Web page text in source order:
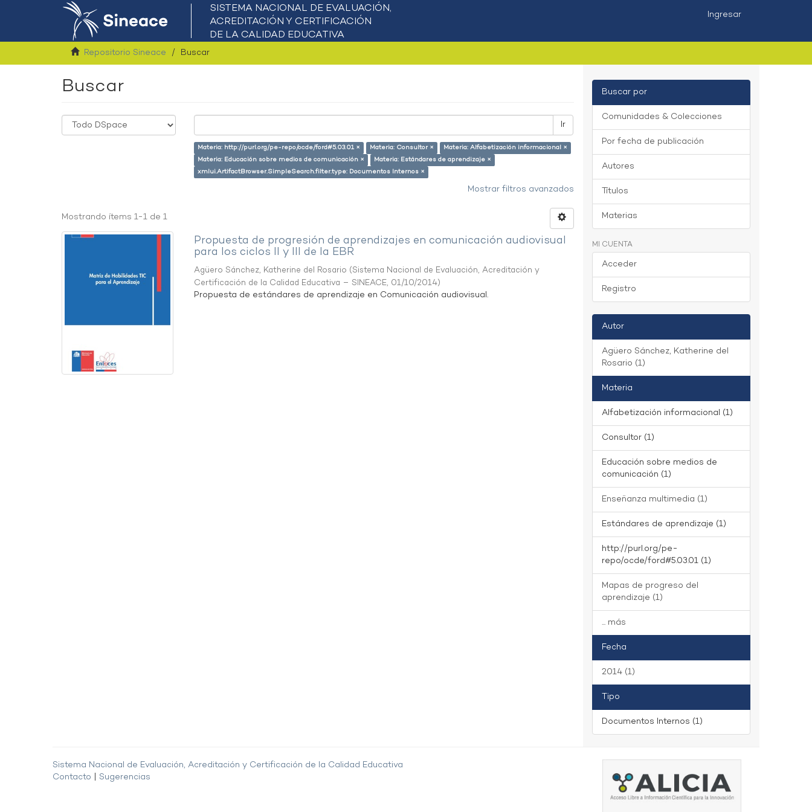
Ingresar
Repositorio Sineace Buscar
Buscar
Ir
Materia: http://purl.org/pe-repo/ocde/ford#5.03.01 × Materia: Consultor ×
Materia: Alfabetización informacional ×
Materia: Educación sobre medios de comunicación ×
Materia: Estándares de aprendizaje ×
xmlui.ArtifactBrowser.SimpleSearch.filter.type: Documentos Internos ×
Mostrar filtros avanzados
Mostrando ítems 1-1 de 1
Propuesta de progresión de aprendizajes en comunicación audiovisual
para los ciclos II y III de la EBR
Agüero Sánchez, Katherine del Rosario (Sistema Nacional de Evaluación, Acreditación y
Certificación de la Calidad Educativa – SINEACE, 01/10/2014)
Propuesta de estándares de aprendizaje en Comunicación audiovisual.
Buscar por
Comunidades & Colecciones
Por fecha de publicación
Autores
Títulos
Materias
MI CUENTA
Acceder
Registro
Autor
Agüero Sánchez, Katherine del
Rosario (1)
Materia
Alfabetización informacional (1)
Consultor (1)
Educación sobre medios de
comunicación (1)
Enseñanza multimedia (1)
Estándares de aprendizaje (1)
http://purl.org/pe-
repo/ocde/ford#5.03.01 (1)
Mapas de progreso del
aprendizaje (1)
... más
Fecha
2014 (1)
Tipo
Documentos Internos (1)
Sistema Nacional de Evaluación, Acreditación y Certificación de la Calidad Educativa
Contacto
Sugerencias